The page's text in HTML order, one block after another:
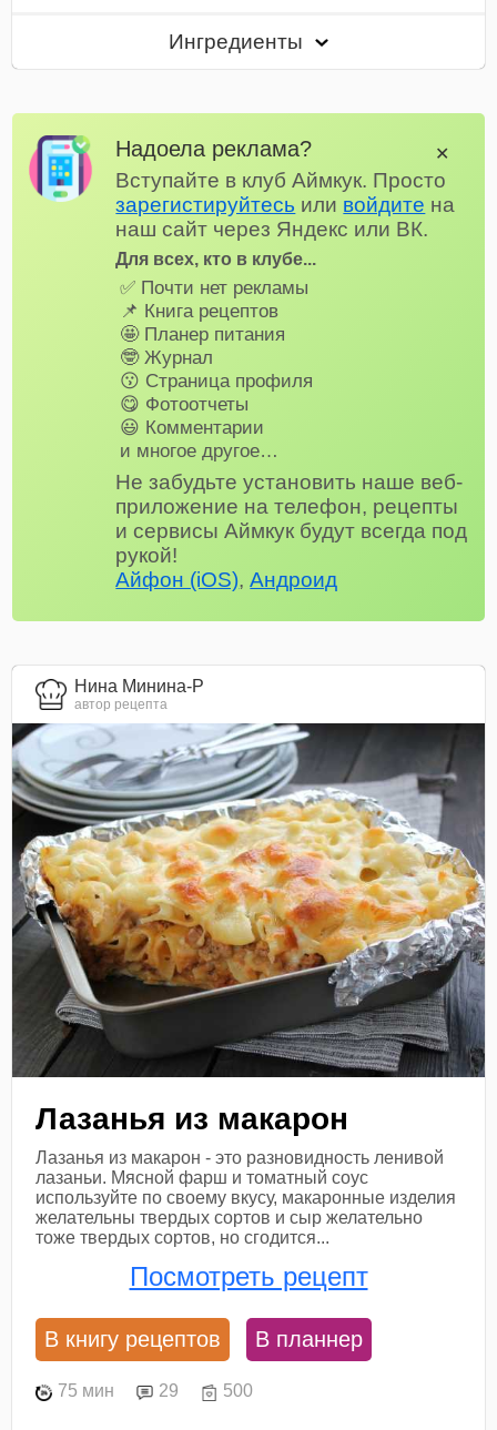
Ингредиенты
Надоела реклама?
Вступайте в клуб Аймкук. Просто
зарегистируйтесь или войдите на
наш сайт через Яндекс или ВК.
Для всех, кто в клубе...
✅ Почти нет рекламы
📌 Книга рецептов
🤩 Планер питания
🤓 Журнал
😗 Страница профиля
😋 Фотоотчеты
😃 Комментарии
и многое другое…
Не забудьте установить наше веб-
приложение на телефон, рецепты
и сервисы Аймкук будут всегда под
рукой!
Айфон (iOS),Андроид
✕
Нина Минина-Р
автор рецепта
Лазанья из макарон
Лазанья из макарон - это разновидность ленивой
лазаньи. Мясной фарш и томатный соус
используйте по своему вкусу, макаронные изделия
желательны твердых сортов и сыр желательно
тоже твердых сортов, но сгодится...
Посмотреть рецепт
В книгу рецептов В планнер
75 мин 29 500